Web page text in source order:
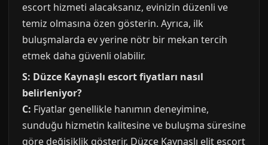
escort hizmeti alacaksanız, evinizin düzenli ve
temiz olmasına özen gösterin. Ayrıca, ilk
buluşmalarda ev yerine nötr bir mekan tercih
etmek daha güvenli olabilir.
S: Düzce Kaynaşlı escort fiyatları nasıl
belirleniyor?
C: Fiyatlar genellikle hanımın deneyimine,
sunduğu hizmetin kalitesine ve buluşma süresine
göre değişiklik gösterir. Düzce Kaynaşlı elit escort